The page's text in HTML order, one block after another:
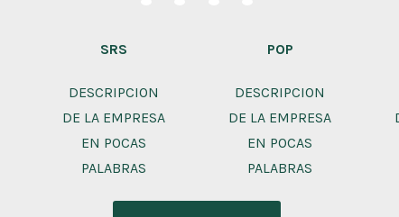
SRS
DESCRIPCION
DE LA EMPRESA
EN POCAS
PALABRAS
POP
DESCRIPCION
DE LA EMPRESA
EN POCAS
PALABRAS